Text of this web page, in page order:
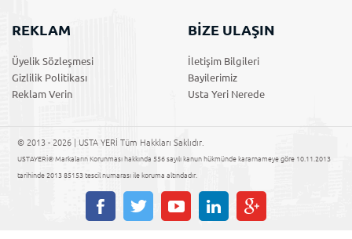
REKLAM
Üyelik Sözleşmesi
Gizlilik Politikası
Reklam Verin
BİZE ULAŞIN
İletişim Bilgileri
Bayilerimiz
Usta Yeri Nerede
© 2013 - 2026 | USTA YERİ Tüm Hakkları Saklıdır.
USTAYERİ® Markaların Korunması hakkında 556 sayılı kanun hükmünde kararnameye göre 10.11.2013
tarihinde 2013 85153 tescil numarası ile koruma altındadır.